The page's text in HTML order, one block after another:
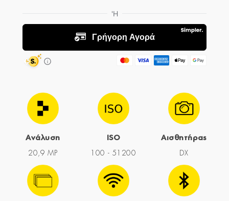
Ανάλυση
20,9 MP
ISO
100 - 51200
Αισθητήρας
DX